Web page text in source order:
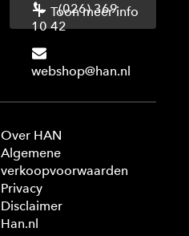
(026) 369
10 42
webshop@han.nl
Toon meer info
Over HAN
Algemene
verkoopvoorwaarden
Privacy
Disclaimer
Han.nl